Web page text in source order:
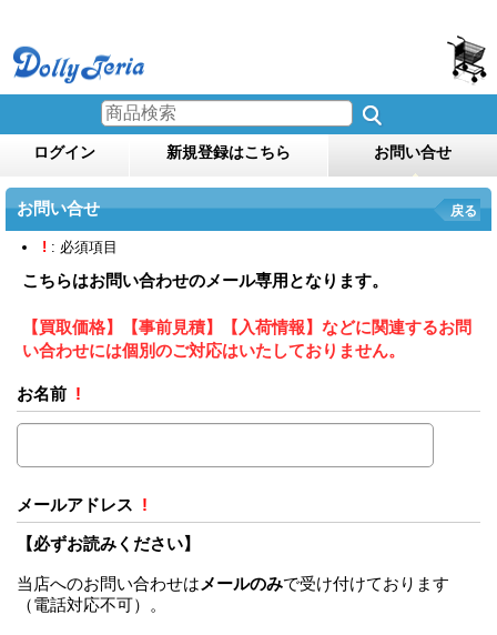
ログイン 新規登録はこちら お問い合せ
お問い合せ 戻る
! : 必須項目
こちらはお問い合わせのメール専用となります。
【買取価格】【事前見積】【入荷情報】などに関連するお問
い合わせには個別のご対応はいたしておりません。
お名前 !
メールアドレス !
【必ずお読みください】
当店へのお問い合わせは メールのみで受け付けております
（電話対応不可）。